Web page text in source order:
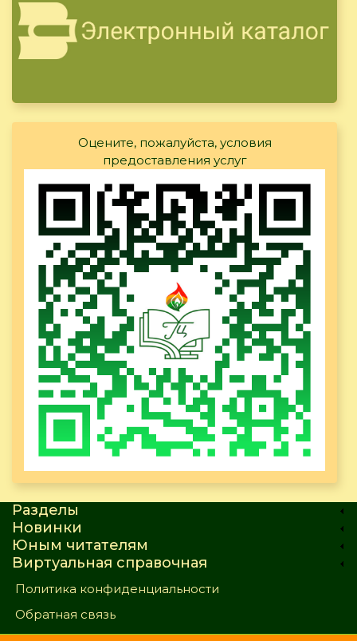
Оцените, пожалуйста, условия
предоставления услуг
Разделы
Новинки
Юным читателям
Виртуальная справочная
Политика конфиденциальности
Обратная связь